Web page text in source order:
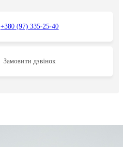
+380 (97) 335-25-40
Замовити дзвінок